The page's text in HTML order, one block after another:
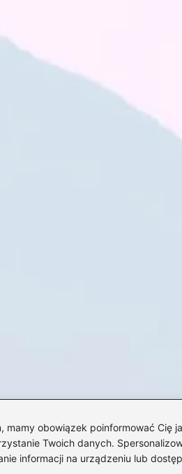
mamy obowiązek poinformować Cię
Twoich danych.
informacji na urządzeniu lub